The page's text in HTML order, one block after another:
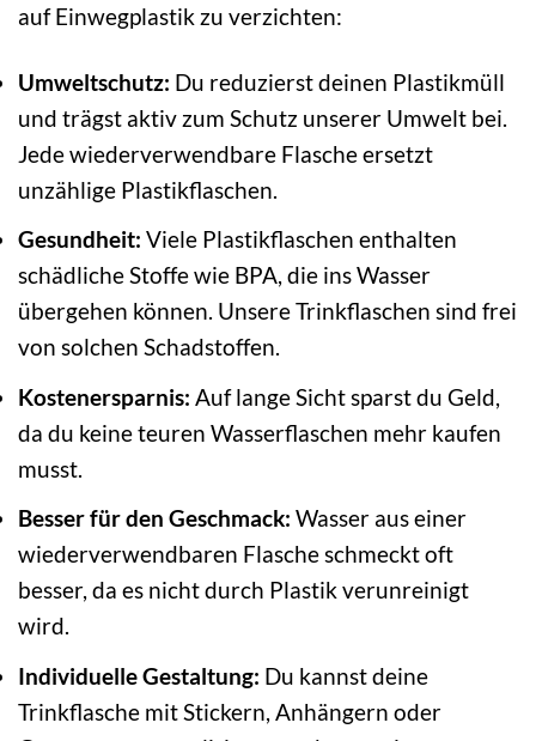
auf Einwegplastik zu verzichten:
Umweltschutz: Du reduzierst deinen Plastikmüll
und trägst aktiv zum Schutz unserer Umwelt bei.
Jede wiederverwendbare Flasche ersetzt
unzählige Plastikflaschen.
Gesundheit: Viele Plastikflaschen enthalten
schädliche Stoffe wie BPA, die ins Wasser
übergehen können. Unsere Trinkflaschen sind frei
von solchen Schadstoffen.
Kostenersparnis: Auf lange Sicht sparst du Geld,
da du keine teuren Wasserflaschen mehr kaufen
musst.
Besser für den Geschmack: Wasser aus einer
wiederverwendbaren Flasche schmeckt oft
besser, da es nicht durch Plastik verunreinigt
wird.
Individuelle Gestaltung: Du kannst deine
Trinkflasche mit Stickern, Anhängern oder